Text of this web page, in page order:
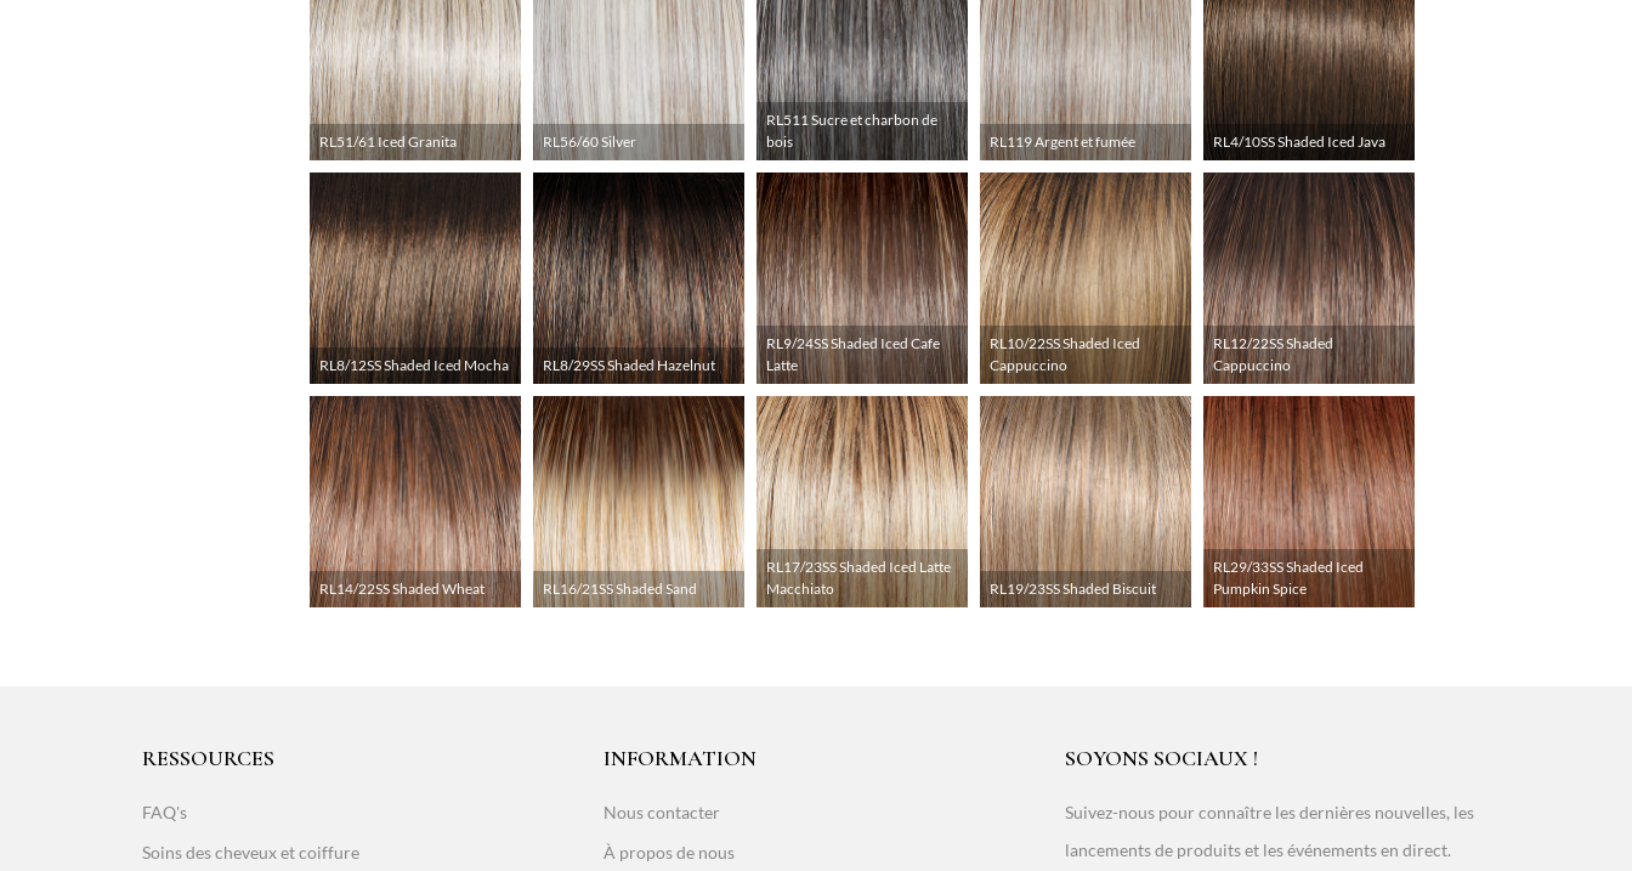
RL51/61 Iced Granita RL56/60 Silver
RL511 Sucre et charbon de
bois
RL119 Argent et fumée RL4/10SS Shaded Iced Java
RL8/12SS Shaded Iced Mocha RL8/29SS Shaded Hazelnut
RL9/24SS Shaded Iced Cafe
Latte
RL10/22SS Shaded Iced
Cappuccino
RL12/22SS Shaded
Cappuccino
RL14/22SS Shaded Wheat RL16/21SS Shaded Sand
RL17/23SS Shaded Iced Latte
Macchiato
RL19/23SS Shaded Biscuit
RL29/33SS Shaded Iced
Pumpkin Spice
RESSOURCES
FAQ's
Soins des cheveux et coiffure
INFORMATION
Nous contacter
À propos de nous
SOYONS SOCIAUX !
Suivez-nous pour connaître les dernières nouvelles, les
lancements de produits et les événements en direct.